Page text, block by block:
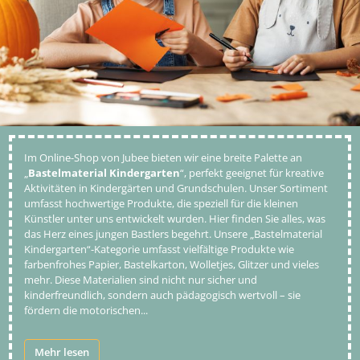
Im Online-Shop von Jubee bieten wir eine breite Palette an
„Bastelmaterial Kindergarten“, perfekt geeignet für kreative
Aktivitäten in Kindergärten und Grundschulen. Unser Sortiment
umfasst hochwertige Produkte, die speziell für die kleinen
Künstler unter uns entwickelt wurden. Hier finden Sie alles, was
das Herz eines jungen Bastlers begehrt. Unsere „Bastelmaterial
Kindergarten“-Kategorie umfasst vielfältige Produkte wie
farbenfrohes Papier, Bastelkarton, Wolletjes, Glitzer und vieles
mehr. Diese Materialien sind nicht nur sicher und
kinderfreundlich, sondern auch pädagogisch wertvoll – sie
fördern die motorischen...
Mehr lesen